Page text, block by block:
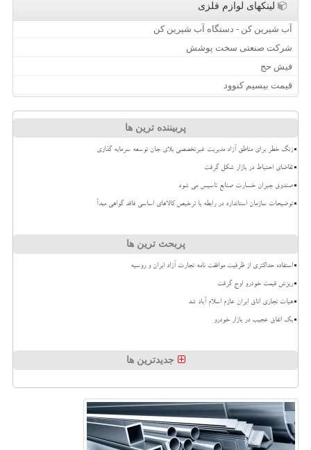
لینکهای لوازم فلزی
آب شیرین کن - دستگاه آب شیرین کن
شرکت صنعتی سخت پوشش
فیش حج
قیمت بیسیم کنوود
پربیننده ترین ها
زنگ خطر برای مناطق آزاد مدیریت غیرتخصصی بلای جان توسعه سرمایه گذاری
تقاضای احتیاط در بازار شکل گرفت
صندوق جبران خسارت صنایع تاسیس می شود
توضیحات سازمان استاندارد در رابطه با ترخیص کالاهای اساسی فاقد گواهی مبدأ
پربحث ترین ها
استفاده حداکثری از ظرفیت موافقت نامه تجارت آزاد ایران و روسیه
ریزش قیمت خودرو اوج گرفت
هیات تجاری اتاق ایران عازم اسلام آباد شد
بک اتفاق عجیب در بازار خودرو
جدیدترین ها